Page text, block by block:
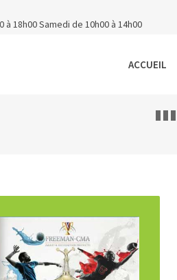
18h00 Samedi de 10h00 à 14h00
ACCUEIL